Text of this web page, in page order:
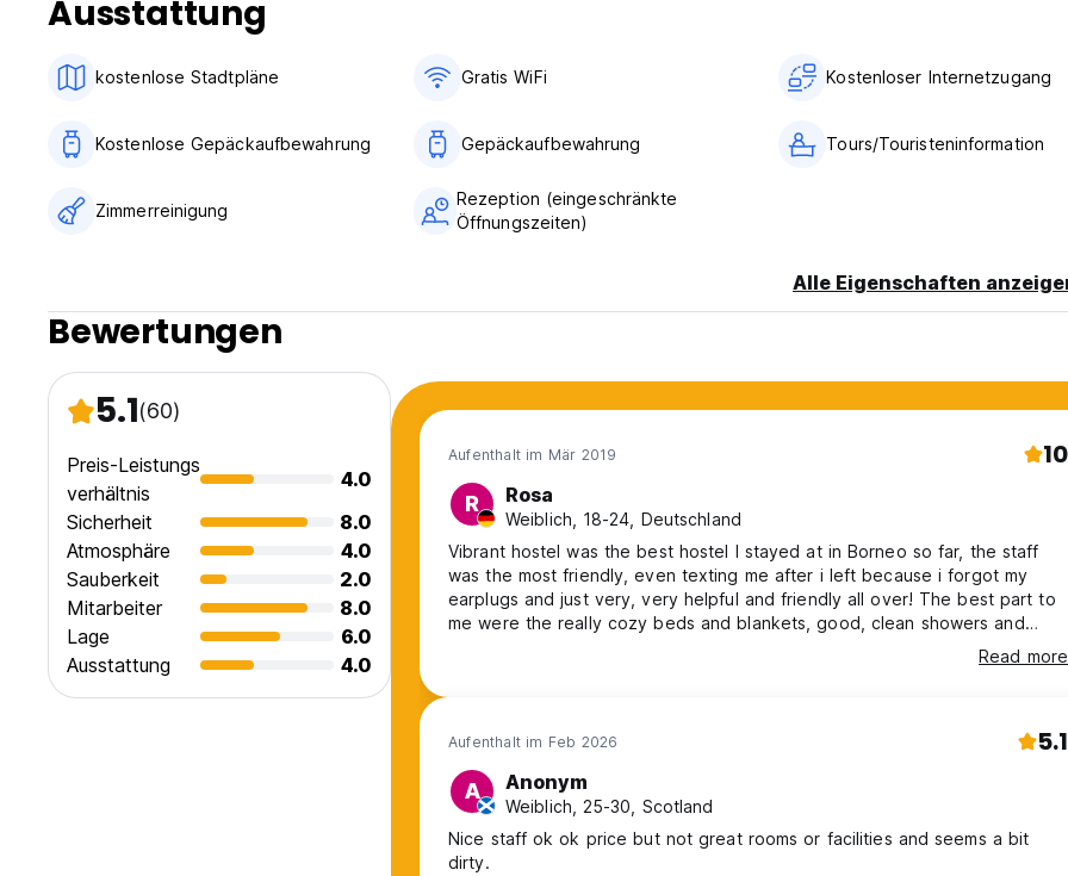
Ausstattung
kostenlose Stadtpläne Gratis WiFi Kostenloser Internetzugang
Kostenlose Gepäckaufbewahrung Gepäckaufbewahrung Tours/Touristeninformation
Zimmerreinigung
Rezeption (eingeschränkte
Öffnungszeiten)
Alle Eigenschaften
Bewertungen
5.1(60)
Preis-Leistungs
verhältnis
4.0
Sicherheit
8.0
Atmosphäre
4.0
Sauberkeit
2.0
Mitarbeiter
8.0
Lage
6.0
Ausstattung
4.0
Aufenthalt im Mär 2019 10
R Rosa
Weiblich, 18-24, Deutschland
Vibrant hostel was the best hostel I stayed at in Borneo so far, the staff
was the most friendly, even texting me after i left because i forgot my
earplugs and just very, very helpful and friendly all over! The best part to
me were the really cozy beds and blankets, good, clean showers and
toilets, fast WiFi and even a tv and a little kitchen! So very perfect that i
Read more
Aufenthalt im Feb 2026 5.1
A Anonym
Weiblich, 25-30, Scotland
Nice staff ok ok price but not great rooms or facilities and seems a bit
dirty.